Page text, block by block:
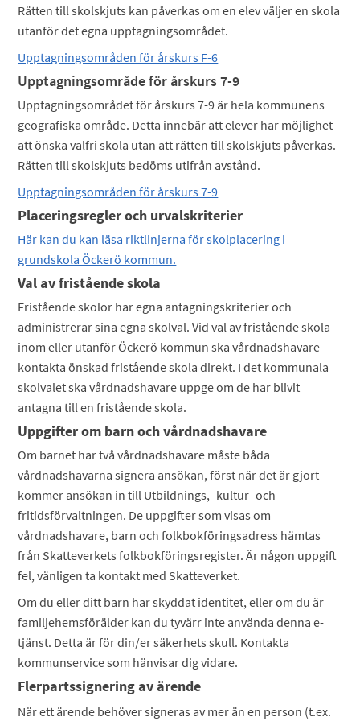
Rätten till skolskjuts kan påverkas om en elev väljer en skola
utanför det egna upptagningsområdet.
Upptagningsområden för årskurs F-6
Upptagningsområde för årskurs 7-9
Upptagningsområdet för årskurs 7-9 är hela kommunens
geografiska område. Detta innebär att elever har möjlighet
att önska valfri skola utan att rätten till skolskjuts påverkas.
Rätten till skolskjuts bedöms utifrån avstånd.
Upptagningsområden för årskurs 7-9
Placeringsregler och urvalskriterier
Här kan du kan läsa riktlinjerna för skolplacering i
grundskola Öckerö kommun.
Val av fristående skola
Fristående skolor har egna antagningskriterier och
administrerar sina egna skolval. Vid val av fristående skola
inom eller utanför Öckerö kommun ska vårdnadshavare
kontakta önskad fristående skola direkt. I det kommunala
skolvalet ska vårdnadshavare uppge om de har blivit
antagna till en fristående skola.
Uppgifter om barn och vårdnadshavare
Om barnet har två vårdnadshavare måste båda
vårdnadshavarna signera ansökan, först när det är gjort
kommer ansökan in till Utbildnings,- kultur- och
fritidsförvaltningen. De uppgifter som visas om
vårdnadshavare, barn och folkbokföringsadress hämtas
från Skatteverkets folkbokföringsregister. Är någon uppgift
fel, vänligen ta kontakt med Skatteverket.
Om du eller ditt barn har skyddat identitet, eller om du är
familjehemsförälder kan du tyvärr inte använda denna e-
tjänst. Detta är för din/er säkerhets skull. Kontakta
kommunservice som hänvisar dig vidare.
Flerpartssignering av ärende
När ett ärende behöver signeras av mer än en person (t.ex.